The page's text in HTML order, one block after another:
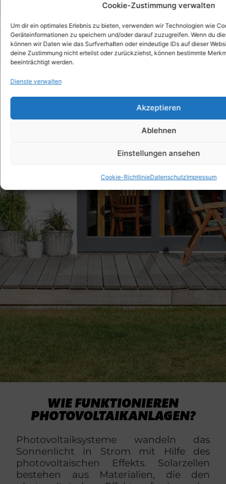
Cookie-Zustimmung verwalten
Um dir ein optimales Erlebnis zu bieten, verwenden wir Technologien wie
Geräteinformationen zu speichern und/oder darauf zuzugreifen. Wenn du
können wir Daten wie das Surfverhalten oder eindeutige IDs auf dieser
deine Zustimmung nicht erteilst oder zurückziehst, können bestimmte
beeinträchtigt werden.
Dienste verwalten
Akzeptieren
Ablehnen
Einstellungen ansehen
Cookie-RichtlinieDatenschutzImpressum
WIE FUNKTIONIEREN
PHOTOVOLTAIKANLAGEN?
Photovoltaiksysteme wandeln das
Sonnenlicht in Strom mit Hilfe des
photovoltaischen Effekts. Solarzellen
bestehen aus Materialien, die den